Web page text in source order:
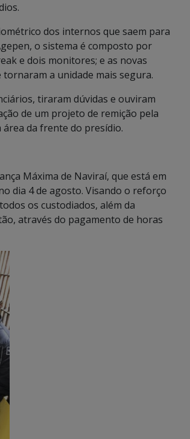
dos internos que saem para
o sistema é composto por
e dois monitores; e as novas
a unidade mais segura.
tiraram dúvidas e ouviram
de um projeto de remição pela
da frente do presídio.
Máxima de Naviraí, que está em
dia 4 de agosto. Visando o reforço
os custodiados, além da
através do pagamento de horas